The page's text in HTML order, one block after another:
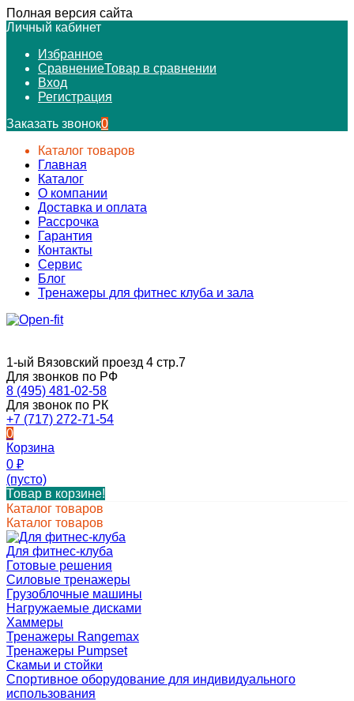
Полная версия сайта
Личный кабинет
Избранное
СравнениеТовар в сравнении
Вход
Регистрация
Заказать звонок0
Каталог товаров
Главная
Каталог
О компании
Доставка и оплата
Рассрочка
Гарантия
Контакты
Сервис
Блог
Тренажеры для фитнес клуба и зала
1-ый Вязовский проезд 4 стр.7
Для звонков по РФ
8 (495) 481-02-58
Для звонок по РК
+7 (717) 272-71-54
0
Корзина
0 ₽
(пусто)
Товар в корзине!
Каталог товаров
Каталог товаров
Для фитнес-клуба
Готовые решения
Силовые тренажеры
Грузоблочные машины
Нагружаемые дисками
Хаммеры
Тренажеры Rangemax
Тренажеры Pumpset
Скамьи и стойки
Спортивное оборудование для индивидуального
использования